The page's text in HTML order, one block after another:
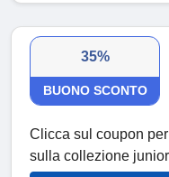
35%
BUONO SCONTO
Clicca sul coupon
sulla collezione